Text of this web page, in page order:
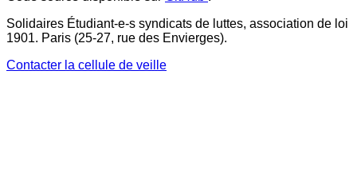
Solidaires Étudiant-e-s syndicats de luttes, association de loi
1901. Paris (25-27, rue des Envierges).
Contacter la cellule de veille